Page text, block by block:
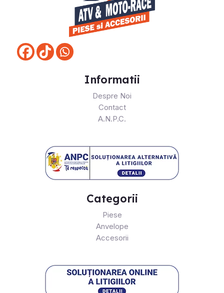
Informatii
Despre Noi
Contact
A.N.P.C.
Categorii
Piese
Anvelope
Accesorii